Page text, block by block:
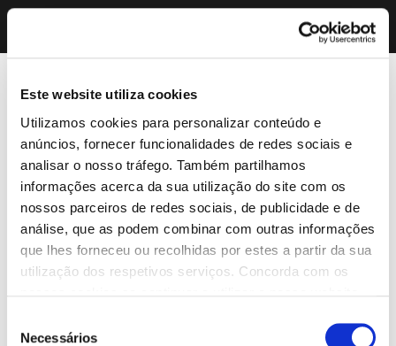
Este website utiliza cookies
Utilizamos cookies para personalizar conteúdo e
anúncios, fornecer funcionalidades de redes sociais e
analisar o nosso tráfego. Também partilhamos
informações acerca da sua utilização do site com os
nossos parceiros de redes sociais, de publicidade e de
análise, que as podem combinar com outras informações
que lhes forneceu ou recolhidas por estes a partir da sua
utilização dos respetivos serviços. Concorda com os
Necessários